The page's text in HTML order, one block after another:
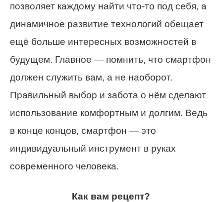
позволяет каждому найти что-то под себя, а
динамичное развитие технологий обещает
ещё больше интересных возможностей в
будущем. Главное — помнить, что смартфон
должен служить вам, а не наоборот.
Правильный выбор и забота о нём сделают
использование комфортным и долгим. Ведь
в конце концов, смартфон — это
индивидуальный инструмент в руках
современного человека.
Как вам рецепт?